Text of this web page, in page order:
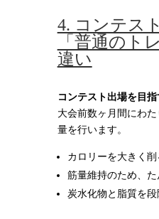
4. コンテス
「普通のト
違い
コンテスト出場を目
大会前数ヶ月間にわ
量を行います。
カロリーを大きく削
筋量維持のため、
炭水化物と脂質を